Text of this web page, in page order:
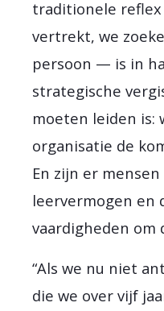
traditionele
vertrekt, we
persoon — is in
strategische
moeten leiden is:
organisatie de
En zijn er
leervermogen en
vaardigheden om
“Als we nu niet
die we over vijf